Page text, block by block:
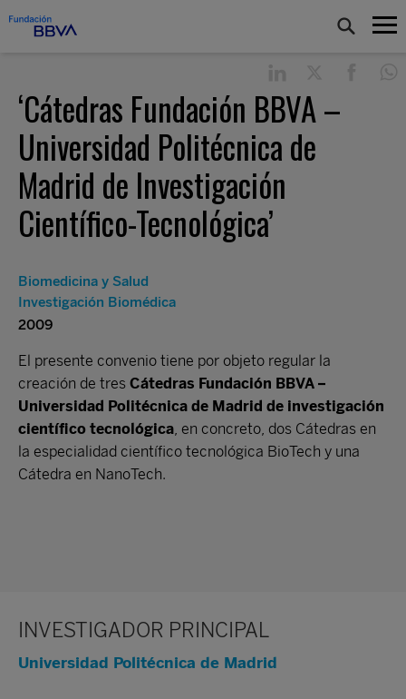
‘Cátedras Fundación BBVA –
Universidad Politécnica de
Madrid de Investigación
Científico-Tecnológica’
Biomedicina y Salud
Investigación Biomédica
2009
El presente convenio tiene por objeto regular la
creación de tres Cátedras Fundación BBVA –
Universidad Politécnica de Madrid de investigación
científico tecnológica, en concreto, dos Cátedras en
la especialidad científico tecnológica BioTech y una
Cátedra en NanoTech.
INVESTIGADOR PRINCIPAL
Universidad Politécnica de Madrid